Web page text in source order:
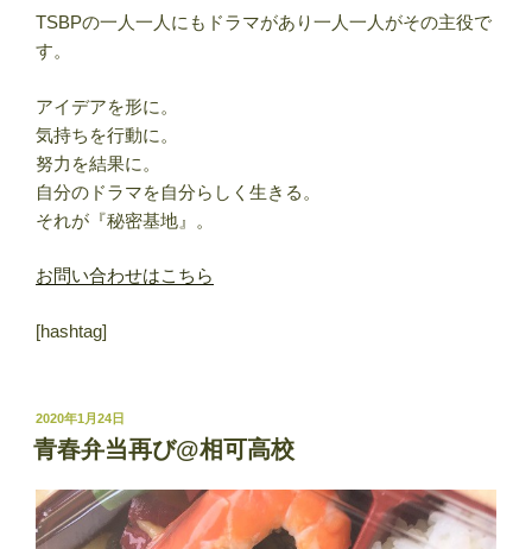
TSBPの一人一人にもドラマがあり一人一人がその主役で
す。
アイデアを形に。
気持ちを行動に。
努力を結果に。
自分のドラマを自分らしく生きる。
それが『秘密基地』。
お問い合わせはこちら
[hashtag]
投
稿
日:
2020年1月24日
青春弁当再び@相可高校